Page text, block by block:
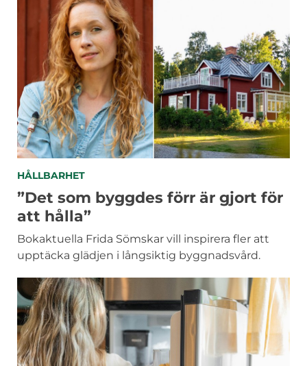
KATEGORIER
HÅLLBARHET
”Det som byggdes förr är gjort för
att hålla”
Bokaktuella Frida Sömskar vill inspirera fler att
upptäcka glädjen i långsiktig byggnadsvård.